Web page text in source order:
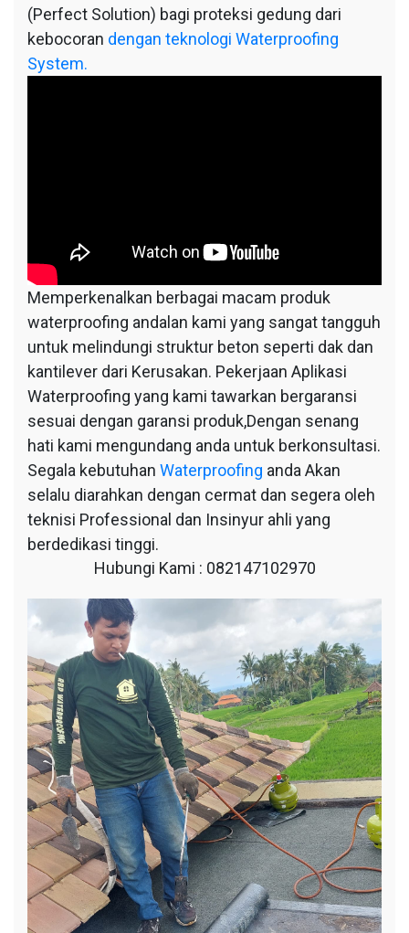
(Perfect Solution) bagi proteksi gedung dari
kebocoran dengan teknologi Waterproofing
System.
Memperkenalkan berbagai macam produk
waterproofing andalan kami yang sangat tangguh
untuk melindungi struktur beton seperti dak dan
kantilever dari Kerusakan. Pekerjaan Aplikasi
Waterproofing yang kami tawarkan bergaransi
sesuai dengan garansi produk,Dengan senang
hati kami mengundang anda untuk berkonsultasi.
Segala kebutuhan Waterproofing anda Akan
selalu diarahkan dengan cermat dan segera oleh
teknisi Professional dan Insinyur ahli yang
berdedikasi tinggi.
Hubungi Kami : 082147102970